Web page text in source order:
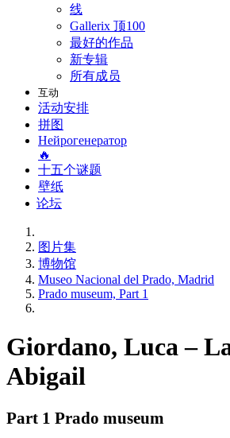
线
Gallerix 顶100
最好的作品
新专辑
所有成员
互动
活动安排
拼图
Нейрогенератор
🔥
十五个谜题
壁纸
论坛
图片集
博物馆
Museo Nacional del Prado, Madrid
Prado museum, Part 1
Giordano, Luca –
Abigail
Part 1 Prado museum